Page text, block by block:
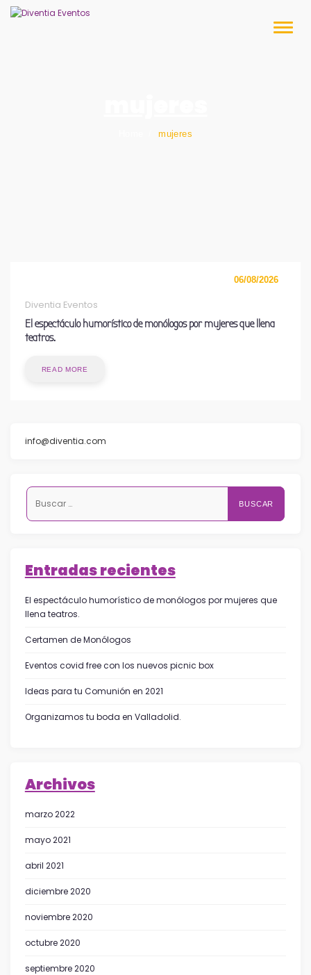
Skip
mujeres
06/08/2026
Diventia Eventos
El espectáculo humorístico de monólogos por mujeres que llena
teatros.
READ MORE
info@diventia.com
Buscar:
Entradas recientes
El espectáculo humorístico de monólogos por mujeres que
llena teatros.
Certamen de Monólogos
Eventos covid free con los nuevos picnic box
Ideas para tu Comunión en 2021
Organizamos tu boda en Valladolid.
Archivos
marzo 2022
mayo 2021
abril 2021
diciembre 2020
noviembre 2020
octubre 2020
septiembre 2020